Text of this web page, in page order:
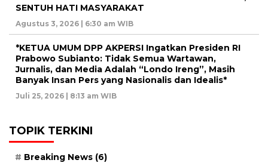
SENTUH HATI MASYARAKAT
Agustus 3, 2026 | 6:30 am WIB
*KETUA UMUM DPP AKPERSI Ingatkan Presiden RI
Prabowo Subianto: Tidak Semua Wartawan,
Jurnalis, dan Media Adalah “Londo Ireng”, Masih
Banyak Insan Pers yang Nasionalis dan Idealis*
Juli 25, 2026 | 8:13 am WIB
TOPIK TERKINI
Breaking News (6)